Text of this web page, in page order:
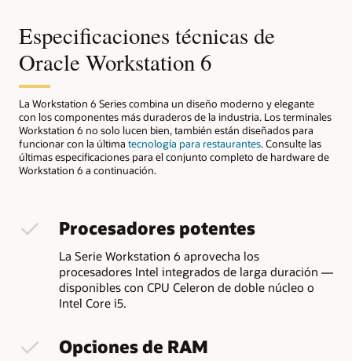
Especificaciones técnicas de
Oracle Workstation 6
La Workstation 6 Series combina un diseño moderno y elegante
con los componentes más duraderos de la industria. Los terminales
Workstation 6 no solo lucen bien, también están diseñados para
funcionar con la última tecnología para restaurantes. Consulte las
últimas especificaciones para el conjunto completo de hardware de
Workstation 6 a continuación.
Procesadores potentes
La Serie Workstation 6 aprovecha los
procesadores Intel integrados de larga duración —
disponibles con CPU Celeron de doble núcleo o
Intel Core i5.
Opciones de RAM